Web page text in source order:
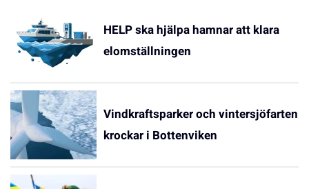
HELP ska hjälpa hamnar att klara
elomställningen
Vindkraftsparker och vintersjöfarten
krockar i Bottenviken